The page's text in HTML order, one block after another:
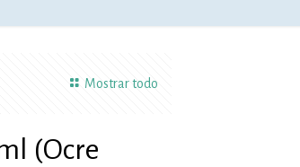
Mostrar todo
(Ocre